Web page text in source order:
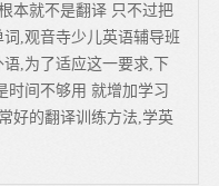
本就不是翻译 只不过把
,观音寺少儿英语辅导班
,为了适应这一要求,下
时间不够用 就增加学习
好的翻译训练方法,学英